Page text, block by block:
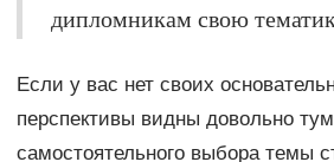
дипломникам свою
Если у вас нет своих
перспективы видны довольно
самостоятельного выбора темы